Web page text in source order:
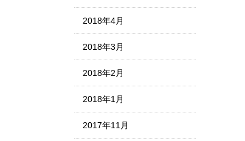
2018年4月
2018年3月
2018年2月
2018年1月
2017年11月